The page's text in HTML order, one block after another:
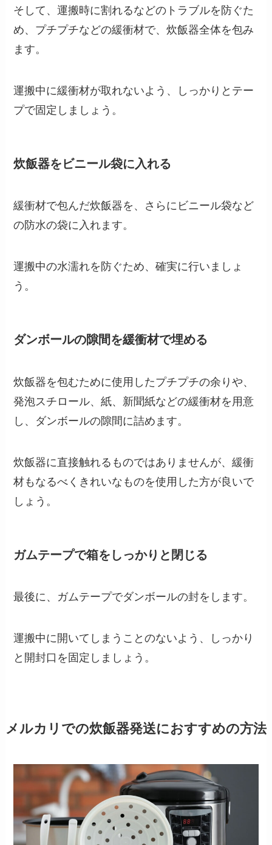
そして、運搬時に割れるなどのトラブルを防ぐた
め、プチプチなどの緩衝材で、炊飯器全体を包み
ます。
運搬中に緩衝材が取れないよう、しっかりとテー
プで固定しましょう。
炊飯器をビニール袋に入れる
緩衝材で包んだ炊飯器を、さらにビニール袋など
の防水の袋に入れます。
運搬中の水濡れを防ぐため、確実に行いましょ
う。
ダンボールの隙間を緩衝材で埋める
炊飯器を包むために使用したプチプチの余りや、
発泡スチロール、紙、新聞紙などの緩衝材を用意
し、ダンボールの隙間に詰めます。
炊飯器に直接触れるものではありませんが、緩衝
材もなるべくきれいなものを使用した方が良いで
しょう。
ガムテープで箱をしっかりと閉じる
最後に、ガムテープでダンボールの封をします。
運搬中に開いてしまうことのないよう、しっかり
と開封口を固定しましょう。
メルカリでの炊飯器発送におすすめの方法